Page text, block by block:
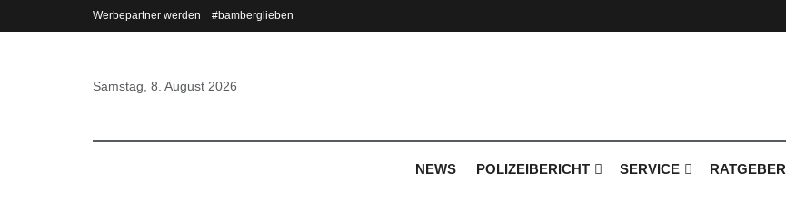
Werbepartner werden #bamberglieben
Samstag, 8. August 2026
NEWS POLIZEIBERICHT SERVICE RATGEBER